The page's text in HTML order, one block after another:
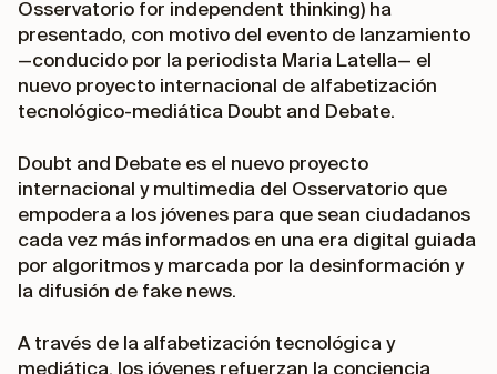
Osservatorio for independent thinking) ha
presentado, con motivo del evento de lanzamiento
—conducido por la periodista Maria Latella— el
nuevo proyecto internacional de alfabetización
tecnológico-mediática Doubt and Debate.
Doubt and Debate es el nuevo proyecto
internacional y multimedia del Osservatorio que
empodera a los jóvenes para que sean ciudadanos
cada vez más informados en una era digital guiada
por algoritmos y marcada por la desinformación y
la difusión de fake news.
A través de la alfabetización tecnológica y
mediática, los jóvenes refuerzan la conciencia